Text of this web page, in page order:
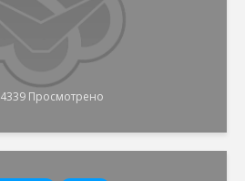
4339 Просмотрено